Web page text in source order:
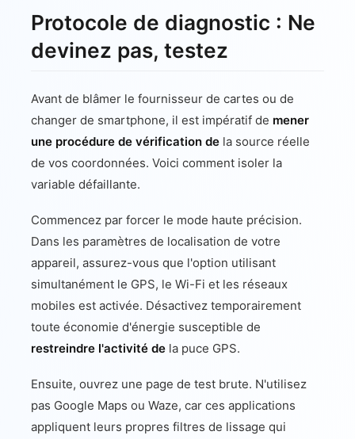
Protocole de diagnostic : Ne
devinez pas, testez
Avant de blâmer le fournisseur de cartes ou de
changer de smartphone, il est impératif de mener
une procédure de vérification de la source réelle
de vos coordonnées. Voici comment isoler la
variable défaillante.
Commencez par forcer le mode haute précision.
Dans les paramètres de localisation de votre
appareil, assurez-vous que l'option utilisant
simultanément le GPS, le Wi-Fi et les réseaux
mobiles est activée. Désactivez temporairement
toute économie d'énergie susceptible de
restreindre l'activité de la puce GPS.
Ensuite, ouvrez une page de test brute. N'utilisez
pas Google Maps ou Waze, car ces applications
appliquent leurs propres filtres de lissage qui